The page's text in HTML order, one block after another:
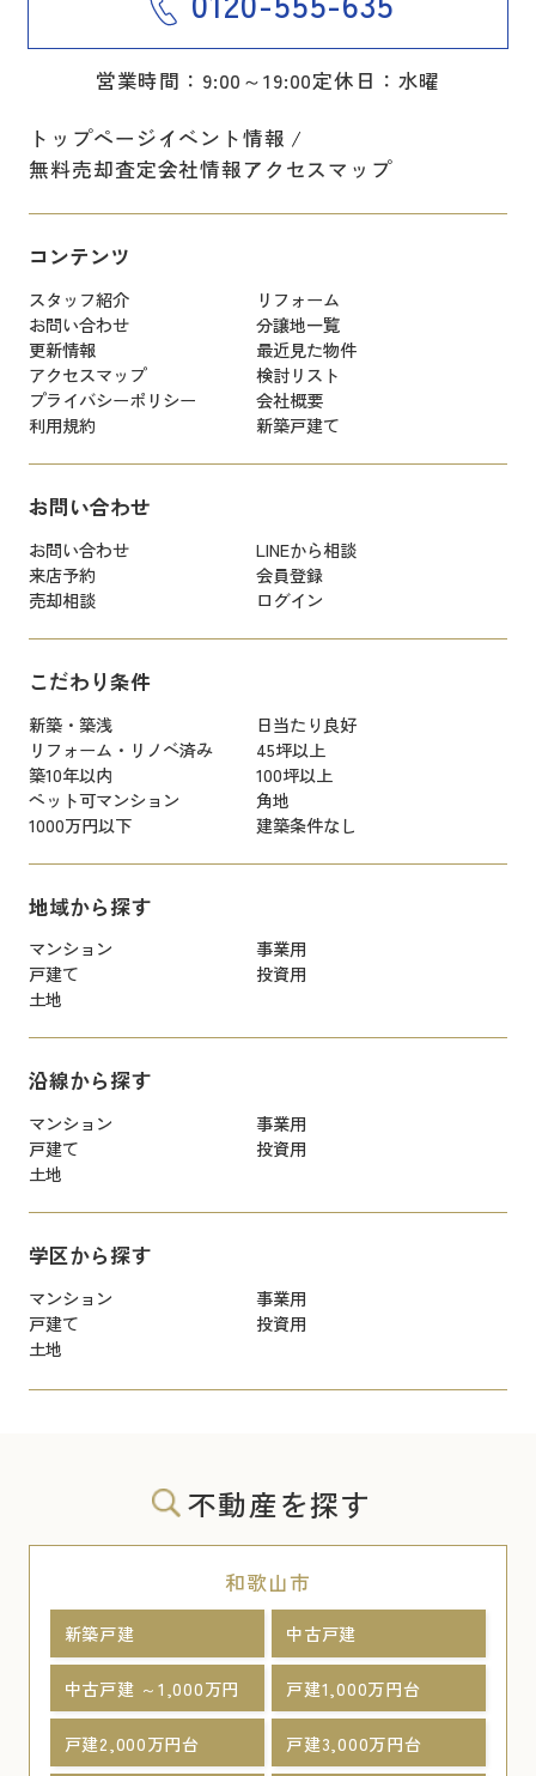
営業時間：9:00～19:00定休日：水曜
トップページイベント情報
無料売却査定会社情報アクセスマップ
コンテンツ
スタッフ紹介
リフォーム
お問い合わせ
分譲地一覧
更新情報
最近見た物件
アクセスマップ
検討リスト
プライバシーポリシー
会社概要
利用規約
新築戸建て
お問い合わせ
お問い合わせ
LINEから相談
来店予約
会員登録
売却相談
ログイン
こだわり条件
新築・築浅
日当たり良好
リフォーム・リノベ済み
45坪以上
築10年以内
100坪以上
ペット可マンション
角地
1000万円以下
建築条件なし
地域から探す
マンション
事業用
戸建て
投資用
土地
沿線から探す
マンション
事業用
戸建て
投資用
土地
学区から探す
マンション
事業用
戸建て
投資用
土地
不動産を探す
和歌山市
新築戸建 中古戸建
中古戸建 ～1,000万円 戸建1,000万円台
戸建2,000万円台 戸建3,000万円台